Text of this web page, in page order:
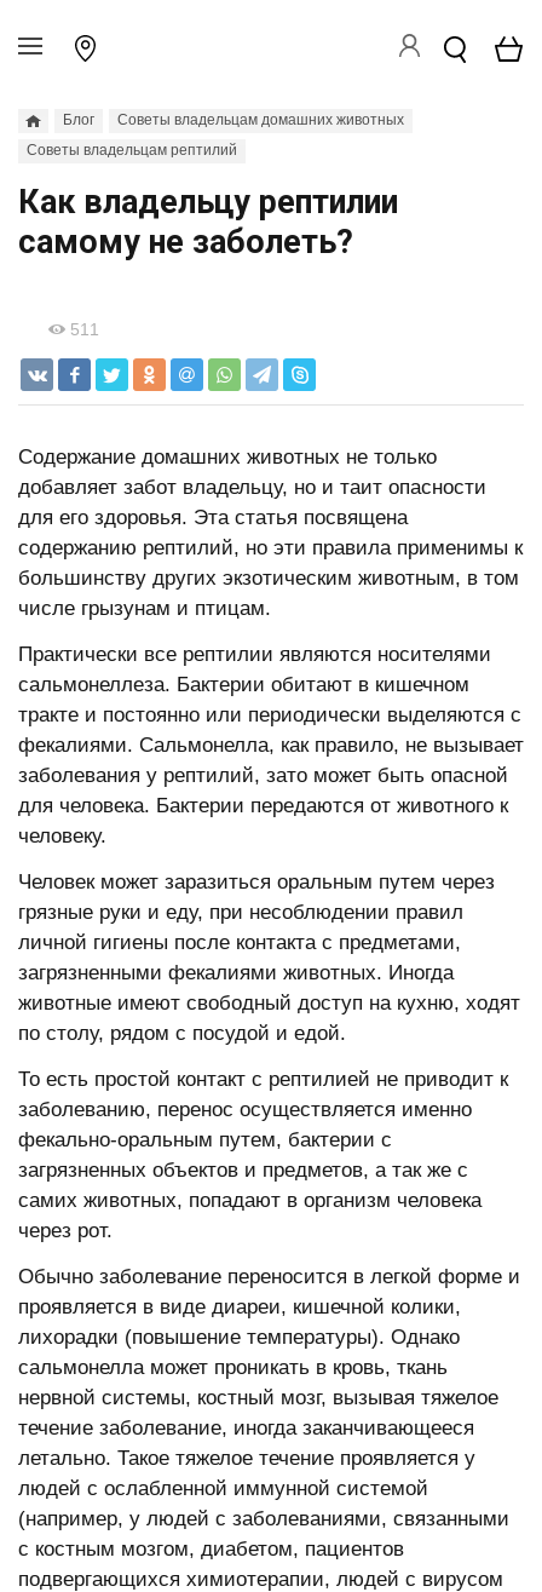
Блог
Советы владельцам домашних животных
Советы владельцам рептилий
Как владельцу рептилии
самому не заболеть?
511
Содержание домашних животных не только
добавляет забот владельцу, но и таит опасности
для его здоровья. Эта статья посвящена
содержанию рептилий, но эти правила применимы к
большинству других экзотическим животным, в том
числе грызунам и птицам.
Практически все рептилии являются носителями
сальмонеллеза. Бактерии обитают в кишечном
тракте и постоянно или периодически выделяются с
фекалиями. Сальмонелла, как правило, не вызывает
заболевания у рептилий, зато может быть опасной
для человека. Бактерии передаются от животного к
человеку.
Человек может заразиться оральным путем через
грязные руки и еду, при несоблюдении правил
личной гигиены после контакта с предметами,
загрязненными фекалиями животных. Иногда
животные имеют свободный доступ на кухню, ходят
по столу, рядом с посудой и едой.
То есть простой контакт с рептилией не приводит к
заболеванию, перенос осуществляется именно
фекально-оральным путем, бактерии с
загрязненных объектов и предметов, а так же с
самих животных, попадают в организм человека
через рот.
Обычно заболевание переносится в легкой форме и
проявляется в виде диареи, кишечной колики,
лихорадки (повышение температуры). Однако
сальмонелла может проникать в кровь, ткань
нервной системы, костный мозг, вызывая тяжелое
течение заболевание, иногда заканчивающееся
летально. Такое тяжелое течение проявляется у
людей с ослабленной иммунной системой
(например, у людей с заболеваниями, связанными
с костным мозгом, диабетом, пациентов
подвергающихся химиотерапии, людей с вирусом